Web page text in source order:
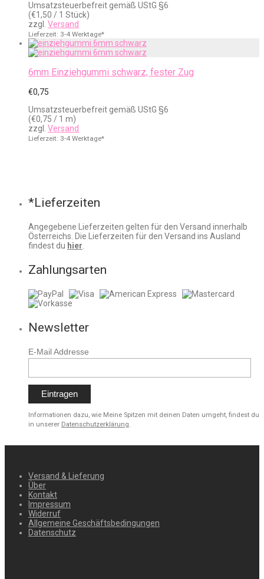
Umsatzsteuerbefreit gemäß UStG §6
(€1,50 / 1 Stück)
zzgl. Versand
Lieferzeit: 3-4 Werktage*
6mm Einziehgummi schwarz, fester Zug
€0,75
Umsatzsteuerbefreit gemäß UStG §6
(€0,75 / 1 m)
zzgl. Versand
Lieferzeit: 3-4 Werktage*
*Lieferzeiten
Angegebene Lieferzeiten gelten für den Versand innerhalb
Österreichs. Die Lieferzeiten für den Versand ins Ausland
findest du hier.
Zahlungsarten
Newsletter
E-Mail Addresse
Informationen dazu, wie Meine Spitzen mit deinen Daten umgeht, findest du
in unserer Datenschutzerklärung.
Versand & Lieferung
Über
Kontakt
Impressum
Widerruf
Allgemeine Geschäftsbedingungen
Datenschutz